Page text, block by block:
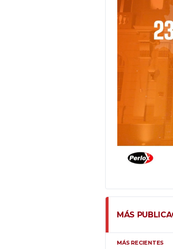
MÁS
MÁS RECIENTES